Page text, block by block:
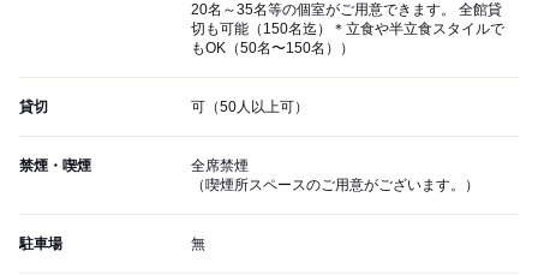
20名～35名等の個室がご用意できます。 全館貸
切も可能（150名迄）＊立食や半立食スタイルで
もOK（50名〜150名））
貸切 可（50人以上可）
禁煙・喫煙
全席禁煙
（喫煙所スペースのご用意がございます。）
駐車場 無